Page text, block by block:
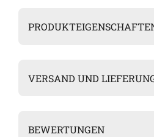
VERSAND UND
BEWERTUNGEN